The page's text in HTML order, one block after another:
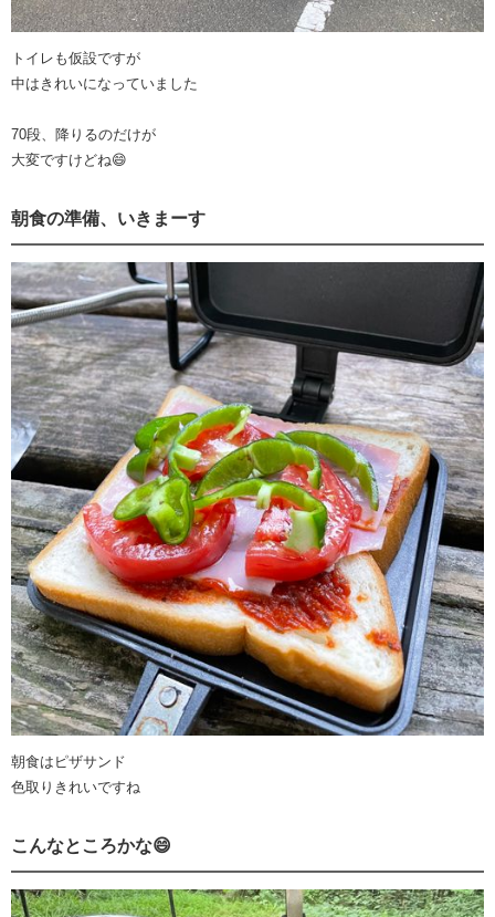
トイレも仮設ですが
中はきれいになっていました
70段、降りるのだけが
大変ですけどね😄
朝食の準備、いきまーす
朝食はピザサンド
色取りきれいですね
こんなところかな😄